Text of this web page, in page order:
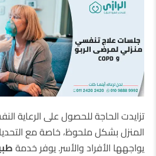
تزايدت الحاجة للحصول على الرعاية
المنزل بشكل ملحوظ، خاصة مع
يواجهها الأفراد والأسر. يوفر خدمة